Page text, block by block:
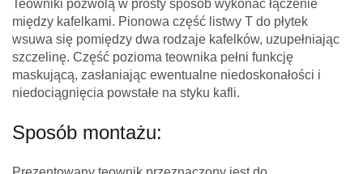
Teowniki pozwolą w prosty sposób wykonać łączenie
między kafelkami. Pionowa część listwy T do płytek
wsuwa się pomiędzy dwa rodzaje kafelków, uzupełniając
szczelinę. Część pozioma teownika pełni funkcję
maskującą, zasłaniając ewentualne niedoskonałości i
niedociągnięcia powstałe na styku kafli.
Sposób montażu: